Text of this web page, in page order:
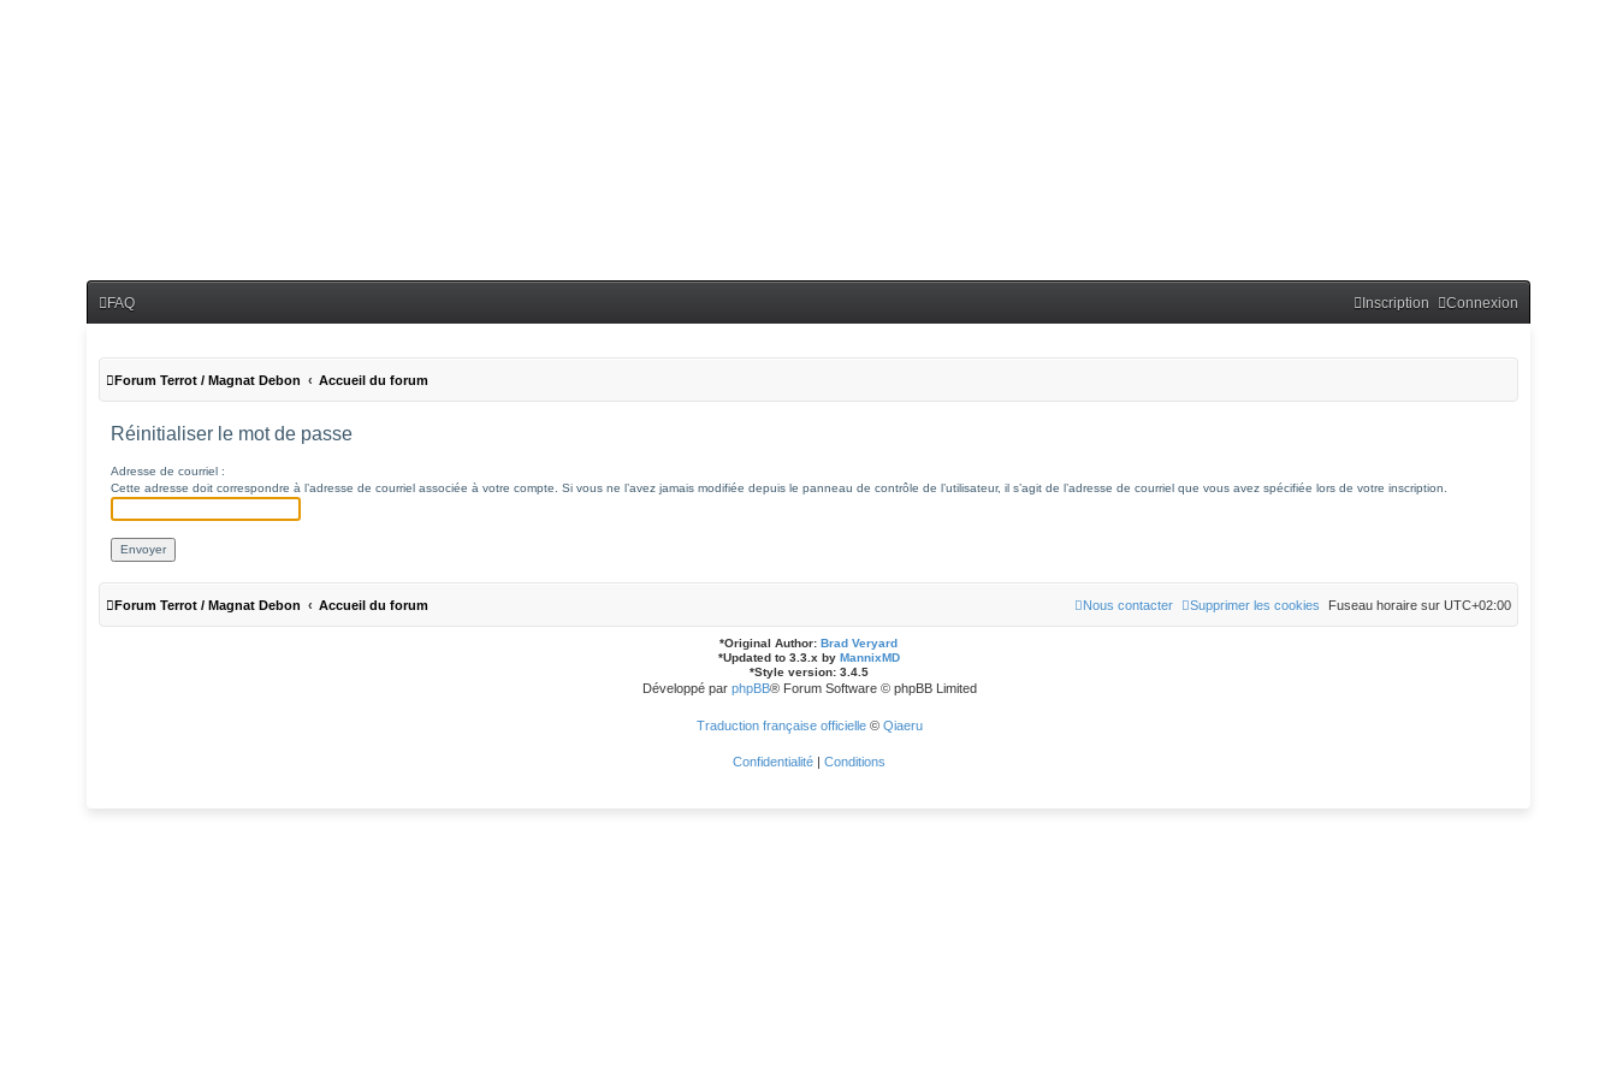
FAQ Connexion
Inscription
Forum Terrot / Magnat Debon Accueil du forum
Réinitialiser le mot de passe
Adresse de courriel :
Cette adresse doit correspondre à l’adresse de courriel associée à votre compte. Si vous ne l’avez jamais modifiée depuis le panneau de contrôle de l’utilisateur, il s’agit de l’adresse de courriel que vous avez spécifiée lors de votre inscription.
Forum Terrot / Magnat Debon Accueil du forum Fuseau horaire sur UTC+02:00
Supprimer les cookies
Nous contacter
*Original Author: Brad Veryard
*Updated to 3.3.x by MannixMD
*Style version: 3.4.5
Développé par phpBB® Forum Software © phpBB Limited
Traduction française officielle© Qiaeru
Confidentialité | Conditions